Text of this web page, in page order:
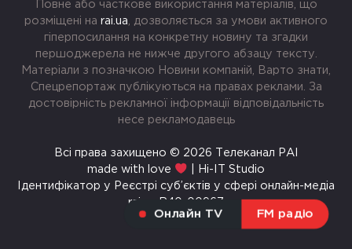
Онлайн TV FM радіо
Повне або часткове використання матеріалів, що
розміщені на rai.ua , дозволяється за умови активного
гіперпосилання на конкретну новину та згадки
першоджерела не нижче другого абзацу тексту.
Матеріали з позначкою Новини компаній, Варто знати,
Спецрепортаж публікуються на правах реклами. За
достовірність рекламної інформації відповідальність
несе рекламодавець
Всі права захищено © 2026 Телеканал РАІ
made with love
| Hi-IT Studio
Ідентифікатор у Реєстрі суб’єктів у сфері онлайн-медіа
rai.ua R40-00967